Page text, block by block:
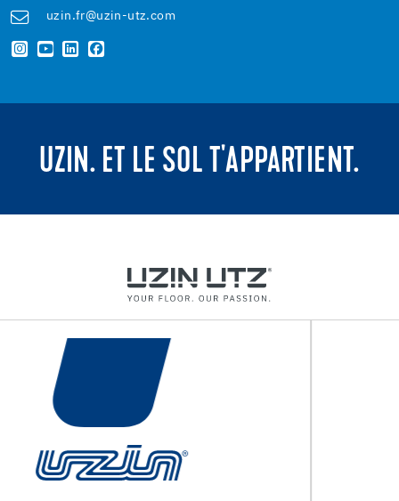
uzin.fr@uzin-utz.com
UZIN. ET LE SOL T'APPARTIENT.